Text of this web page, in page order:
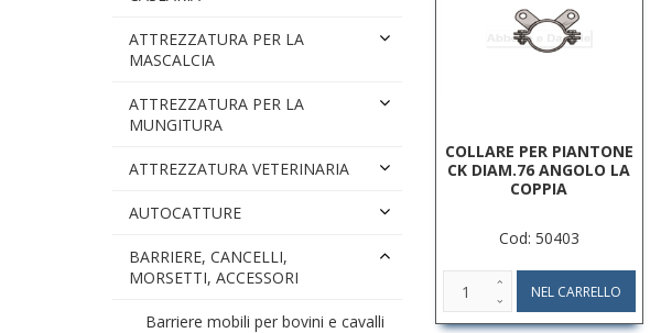
ATTREZZATURA PER LA
MASCALCIA
ATTREZZATURA PER LA
MUNGITURA
ATTREZZATURA VETERINARIA
AUTOCATTURE
BARRIERE, CANCELLI,
MORSETTI, ACCESSORI
Barriere mobili per bovini e cavalli
COLLARE PER PIANTONE
CK DIAM.76 ANGOLO LA
COPPIA
Cod: 50403